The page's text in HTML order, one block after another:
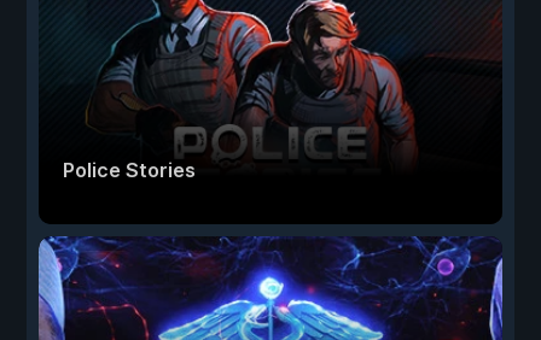
Police Stories